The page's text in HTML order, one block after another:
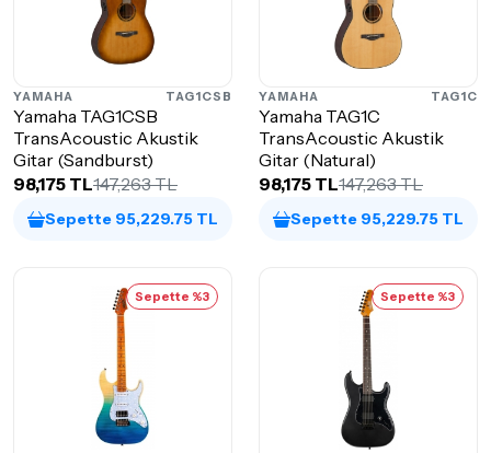
YAMAHA TAG1CSB
Yamaha TAG1CSB
TransAcoustic Akustik
Gitar (Sandburst)
98,175 TL147,263 TL
Sepette 95,229.75 TL
YAMAHA TAG1C
Yamaha TAG1C
TransAcoustic Akustik
Gitar (Natural)
98,175 TL147,263 TL
Sepette 95,229.75 TL
Sepette %3 Sepette %3